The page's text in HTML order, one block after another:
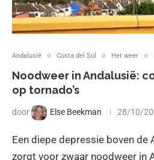
Andalusië Costa del Sol Het weer
Noodweer in Andalusië:
op tornado’s
door Else Beekman 28/10/
Een diepe depressie boven de
zorgt voor zwaar noodweer in